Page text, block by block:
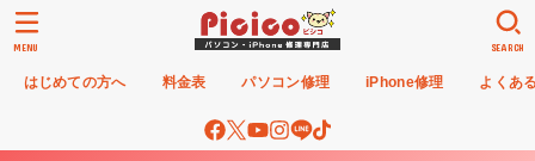
はじめての方へ 料金表 パソコン修理 iPhone修理 よくあ
SEARCH
MENU